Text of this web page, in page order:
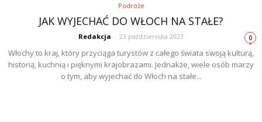
Podróże
JAK WYJECHAĆ DO WŁOCH NA STAŁE?
Redakcja - 23 października 2023 0
Włochy to kraj, który przyciąga turystów z całego świata swoją kulturą,
historią, kuchnią i pięknymi krajobrazami. Jednakże, wiele osób marzy
o tym, aby wyjechać do Włoch na stałe...